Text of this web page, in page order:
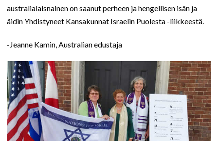
australialaisnainen on saanut perheen ja hengellisen isän ja
äidin Yhdistyneet Kansakunnat Israelin Puolesta -liikkeestä.
-Jeanne Kamin, Australian edustaja